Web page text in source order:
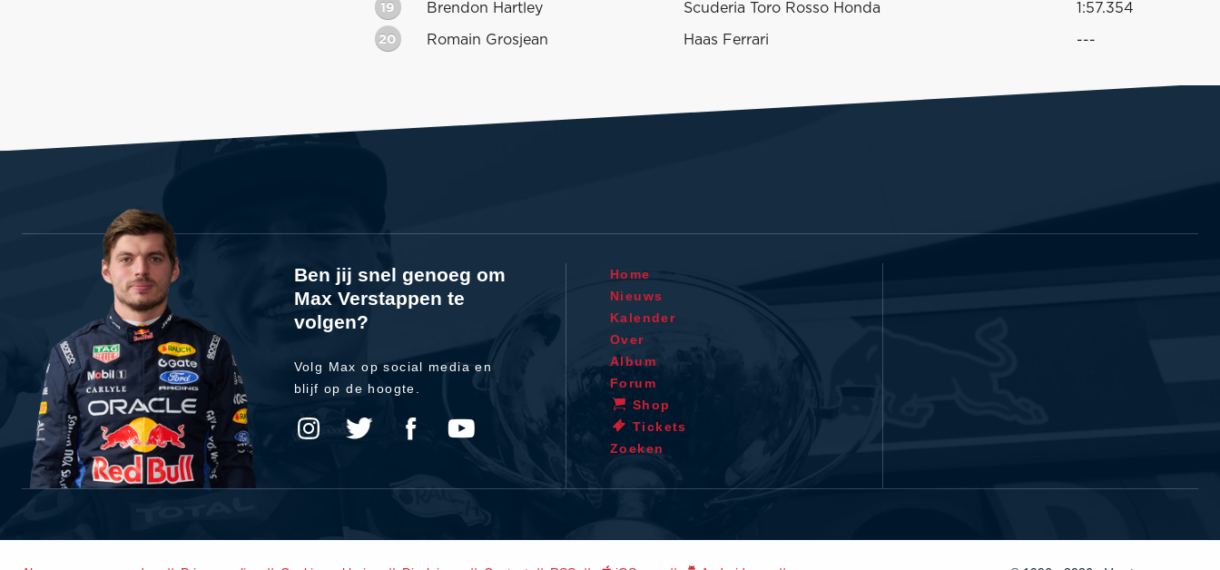
19 Brendon Hartley Scuderia Toro Rosso Honda 1:57.354
20 Romain Grosjean Haas Ferrari ---
Ben jij snel genoeg om
Max Verstappen te
volgen?
Volg Max op social media en
blijf op de hoogte.
Home
Nieuws
Kalender
Over
Album
Forum
Shop
Tickets
Zoeken